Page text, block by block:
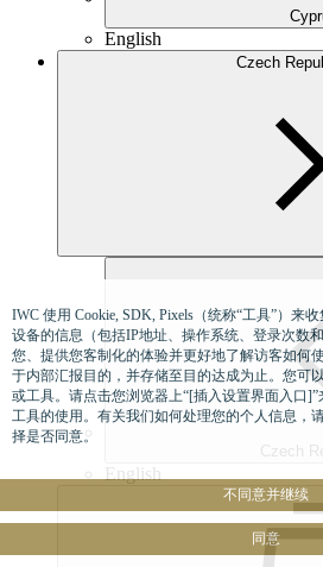
English
Czech
Czech
English
IWC 使用 Cookie, SDK, Pixels（统称“工具”）来
设备的信息（包括IP地址、操作系统、登录次数
您、提供您客制化的体验并更好地了解访客如何
于内部汇报目的，并存储至目的达成为止。您可
或工具。请点击您浏览器上“[插入设置界面入口]”
工具的使用。有关我们如何处理您的个人信息，
择是否同意。
不同意并继续
同意